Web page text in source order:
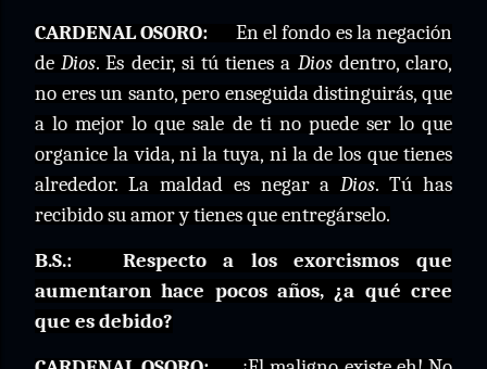
CARDENAL OSORO:
En el fondo es la negación
deDios. Es decir, si tú tienes a Diosdentro, claro,
no eres un santo, pero enseguida distinguirás, que
a lo mejor lo que sale de ti no puede ser lo que
organice la vida, ni la tuya, ni la de los que tienes
alrededor. La maldad es negar aDios. Tú has
recibido su amor y tienes que entregárselo.
B.S.:
Respecto a los exorcismos que
aumentaron hace pocos años, ¿a qué cree
que es debido?